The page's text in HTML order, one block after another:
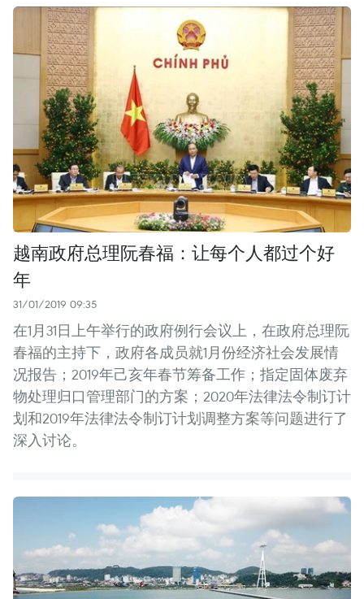
越南政府总理阮春福：让每个人都过个好
年
31/01/2019 09:35
在1月31日上午举行的政府例行会议上，在政府总理阮
春福的主持下，政府各成员就1月份经济社会发展情
况报告；2019年己亥年春节筹备工作；指定固体废弃
物处理归口管理部门的方案；2020年法律法令制订计
划和2019年法律法令制订计划调整方案等问题进行了
深入讨论。